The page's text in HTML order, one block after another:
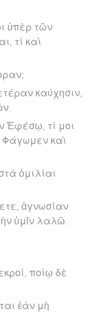
ὑπὲρ τῶν
τί καὶ
καύχησιν,
Ἐφέσῳ, τί μοι
Φάγωμεν καὶ
ὁμιλίαι
ἀγνωσίαν
ὑμῖν λαλῶ.
ποίῳ δὲ
ἐὰν μὴ